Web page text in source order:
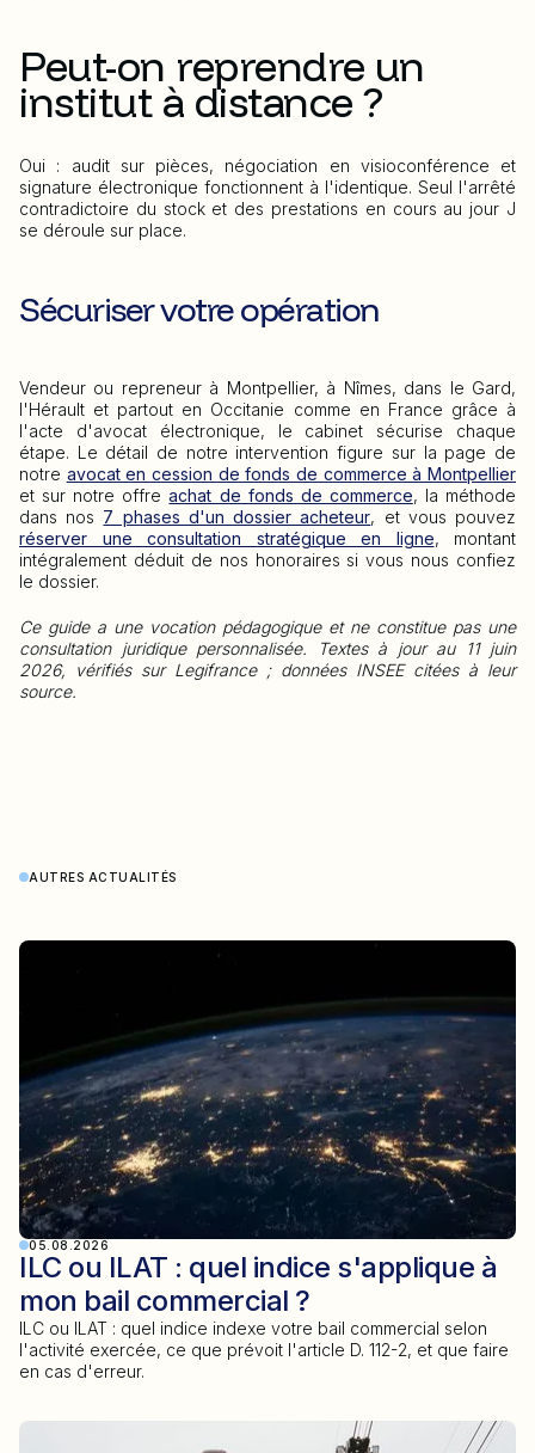
Peut-on reprendre un
institut à distance ?
Oui : audit sur pièces, négociation en visioconférence et
signature électronique fonctionnent à l'identique. Seul l'arrêté
contradictoire du stock et des prestations en cours au jour J
se déroule sur place.
Sécuriser votre opération
Vendeur ou repreneur à Montpellier, à Nîmes, dans le Gard,
l'Hérault et partout en Occitanie comme en France grâce à
l'acte d'avocat électronique, le cabinet sécurise chaque
étape. Le détail de notre intervention figure sur la page de
notre avocat en cession de fonds de commerce à Montpellier
et sur notre offreachat de fonds de commerce, la méthode
dans nos 7 phases d'un dossier acheteur, et vous pouvez
réserver une consultation stratégique en ligne, montant
intégralement déduit de nos honoraires si vous nous confiez
le dossier.
Ce guide a une vocation pédagogique et ne constitue pas une
consultation juridique personnalisée. Textes à jour au 11 juin
2026, vérifiés sur Legifrance ; données INSEE citées à leur
source.
AUTRES ACTUALITÉS
05.08.2026
ILC ou ILAT : quel indice s'applique à
mon bail commercial ?
ILC ou ILAT : quel indice indexe votre bail commercial selon
l'activité exercée, ce que prévoit l'article D. 112-2, et que faire
en cas d'erreur.